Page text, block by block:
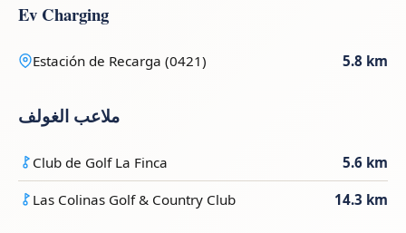
Ev Charging
Estación de Recarga (0421) 5.8 km
ملاعب الغولف
Club de Golf La Finca 5.6 km
Las Colinas Golf & Country Club 14.3 km